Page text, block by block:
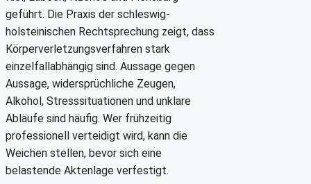
geführt. Die Praxis der schleswig-
holsteinischen Rechtsprechung zeigt, dass
Körperverletzungsverfahren stark
einzelfallabhängig sind. Aussage gegen
Aussage, widersprüchliche Zeugen,
Alkohol, Stresssituationen und unklare
Abläufe sind häufig. Wer frühzeitig
professionell verteidigt wird, kann die
Weichen stellen, bevor sich eine
belastende Aktenlage verfestigt.